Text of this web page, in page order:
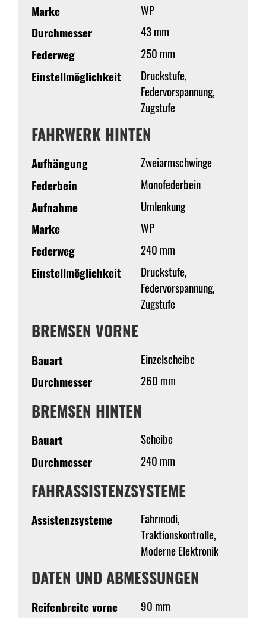
Marke
WP
Durchmesser
43 mm
Federweg
250 mm
Einstellmöglichkeit
Druckstufe,
Federvorspannung,
Zugstufe
FAHRWERK HINTEN
Aufhängung
Zweiarmschwinge
Federbein
Monofederbein
Aufnahme
Umlenkung
Marke
WP
Federweg
240 mm
Einstellmöglichkeit
Druckstufe,
Federvorspannung,
Zugstufe
BREMSEN VORNE
Bauart
Einzelscheibe
Durchmesser
260 mm
BREMSEN HINTEN
Bauart
Scheibe
Durchmesser
240 mm
FAHRASSISTENZSYSTEME
Assistenzsysteme
Fahrmodi,
Traktionskontrolle,
Moderne Elektronik
DATEN UND ABMESSUNGEN
Reifenbreite vorne
90 mm